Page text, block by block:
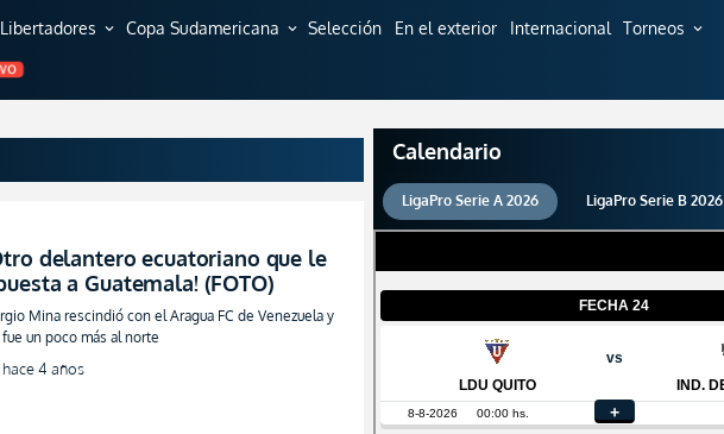
expand_more Copa Sudamericana expand_more Selección En el exterior Internacional Torneos expand_more
delantero ecuatoriano que le
a Guatemala! (FOTO)
Mina rescindió con el Aragua FC de Venezuela y
un poco más al norte
hace 4 años
Calendario
LigaPro Serie A 2026 LigaPro Serie B 2026